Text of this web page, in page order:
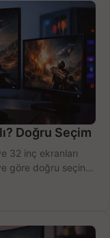
Doğru Seçim
32 inç ekranları
göre doğru seçin,